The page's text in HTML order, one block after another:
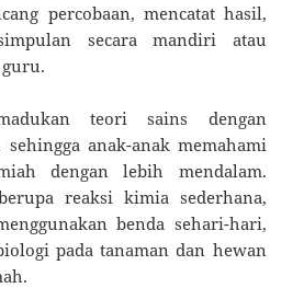
percobaan, mencatat hasil,
secara mandiri atau
teori sains dengan
sehingga anak-anak memahami
dengan lebih mendalam.
reaksi kimia sederhana,
benda sehari-hari,
pada tanaman dan hewan